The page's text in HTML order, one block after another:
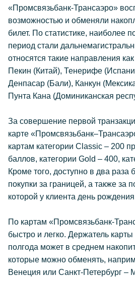
«Промсвязьбанк-Трансаэро»
возможностью и обменяли
билет. По статистике, наиболее
период стали
относятся такие направления
Пекин (Китай), Тенерифе
Денпасар (Бали), Канкун
Пунта Кана (Доминиканская
За совершение первой
карте
картам категории Classic – 200
баллов, категории Gold – 400,
Кроме того, доступно в два раза
покупки за границей, а также за
которой у клиента день
По картам «Промсвязьбанк-
быстро и легко. Держатель карты
полгода может в среднем
которые можно обменять,
Венеция или Санкт-Петербург –